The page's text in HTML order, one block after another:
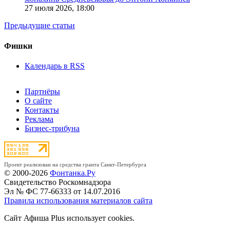
27 июля 2026, 18:00
Предыдущие статьи
Фишки
Календарь в RSS
Партнёры
О сайте
Контакты
Реклама
Бизнес-трибуна
Проект реализован на средства гранта Санкт-Петербурга
© 2000-2026 Фонтанка.Ру
Свидетельство Роскомнадзора
Эл № ФС 77-66333 от 14.07.2016
Правила использования материалов сайта
Сайт Афиша Plus использует cookies.